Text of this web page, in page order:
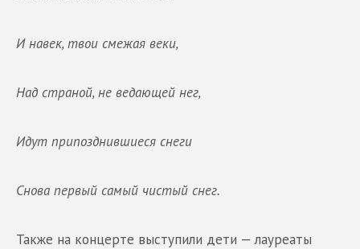
И навек, твои смежая веки,
Над страной, не ведающей нег,
Идут припозднившиеся снеги
Снова первый самый чистый снег.
Также на концерте выступили дети — лауреаты